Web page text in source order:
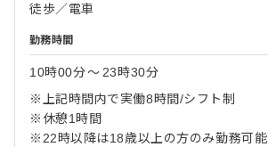
徒歩／電車
勤務時間
10時00分〜 23時30分
※上記時間内で実働8時間/シフト制
※休憩1時間
※22時以降は18歳以上の方のみ勤務可能